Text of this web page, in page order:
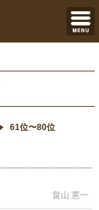
61位〜80位
畠山 憲一